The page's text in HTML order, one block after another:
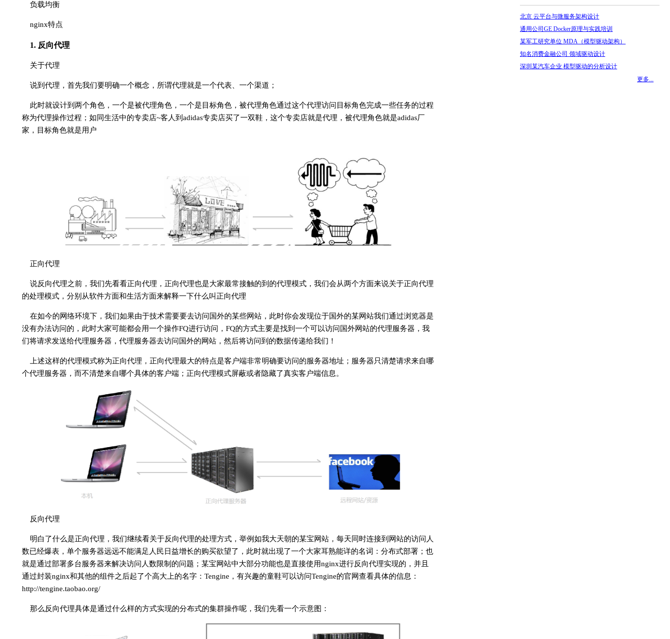
负载均衡
nginx特点
1. 反向代理
关于代理
说到代理，首先我们要明确一个概念，所谓代理就是一个代表、一个渠道；
此时就设计到两个角色，一个是被代理角色，一个是目标角色，被代理角色通过这个代理访问目标角色完成一些任务的过程
称为代理操作过程；如同生活中的专卖店~客人到adidas专卖店买了一双鞋，这个专卖店就是代理，被代理角色就是adidas厂
家，目标角色就是用户
正向代理
说反向代理之前，我们先看看正向代理，正向代理也是大家最常接触的到的代理模式，我们会从两个方面来说关于正向代理
的处理模式，分别从软件方面和生活方面来解释一下什么叫正向代理
在如今的网络环境下，我们如果由于技术需要要去访问国外的某些网站，此时你会发现位于国外的某网站我们通过浏览器是
没有办法访问的，此时大家可能都会用一个操作FQ进行访问，FQ的方式主要是找到一个可以访问国外网站的代理服务器，我
们将请求发送给代理服务器，代理服务器去访问国外的网站，然后将访问到的数据传递给我们！
上述这样的代理模式称为正向代理，正向代理最大的特点是客户端非常明确要访问的服务器地址；服务器只清楚请求来自哪
个代理服务器，而不清楚来自哪个具体的客户端；正向代理模式屏蔽或者隐藏了真实客户端信息。
反向代理
明白了什么是正向代理，我们继续看关于反向代理的处理方式，举例如我大天朝的某宝网站，每天同时连接到网站的访问人
数已经爆表，单个服务器远远不能满足人民日益增长的购买欲望了，此时就出现了一个大家耳熟能详的名词：分布式部署；也
就是通过部署多台服务器来解决访问人数限制的问题；某宝网站中大部分功能也是直接使用nginx进行反向代理实现的，并且
通过封装nginx和其他的组件之后起了个高大上的名字：Tengine，有兴趣的童鞋可以访问Tengine的官网查看具体的信息：
http://tengine.taobao.org/
那么反向代理具体是通过什么样的方式实现的分布式的集群操作呢，我们先看一个示意图：
北京 云平台与微服务架构设计
通用公司GE Docker原理与实践培训
某军工研究单位 MDA（模型驱动架构）
知名消费金融公司 领域驱动设计
深圳某汽车企业 模型驱动的分析设计
更多...